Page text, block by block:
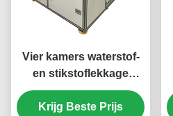
Vier kamers waterstof-
en stikstoflekkage
detectie systeem voor
auto airconditioning
Krijg Beste Prijs